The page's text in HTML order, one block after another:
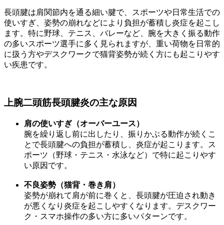
長頭腱は肩関節内を通る細い腱で、スポーツや日常生活での
使いすぎ、姿勢の崩れなどにより負担が蓄積し炎症を起こし
ます。特に野球、テニス、バレーなど、腕を大きく振る動作
の多いスポーツ選手に多く見られますが、重い荷物を日常的
に扱う方やデスクワークで猫背姿勢が続く方にも起こりやす
い疾患です。
上腕二頭筋長頭腱炎の主な原因
肩の使いすぎ（オーバーユース）
腕を繰り返し前に出したり、振りかぶる動作が続くこ
とで長頭腱への負担が蓄積し、炎症が起こります。ス
ポーツ（野球・テニス・水泳など）で特に起こりやす
い原因です。
不良姿勢（猫背・巻き肩）
姿勢が崩れて肩が前に巻くと、長頭腱が圧迫され動き
が悪くなり炎症を起こしやすくなります。デスクワー
ク・スマホ操作の多い方に多いパターンです。